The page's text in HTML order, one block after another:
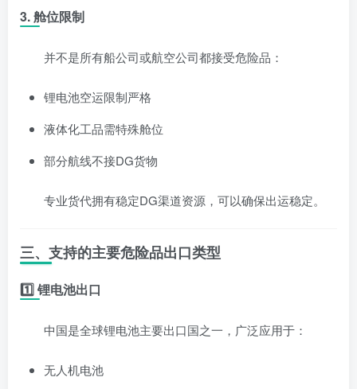
3. 舱位限制
并不是所有船公司或航空公司都接受危险品：
锂电池空运限制严格
液体化工品需特殊舱位
部分航线不接DG货物
专业货代拥有稳定DG渠道资源，可以确保出运稳定。
三、支持的主要危险品出口类型
1️⃣ 锂电池出口
中国是全球锂电池主要出口国之一，广泛应用于：
无人机电池